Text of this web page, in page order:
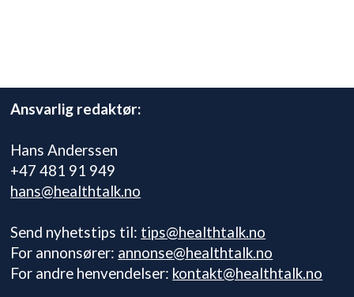
Ansvarlig redaktør:
Hans Anderssen
+47 481 91 949
hans@healthtalk.no
Send nyhetstips til: tips@healthtalk.no
For annonsører: annonse@healthtalk.no
For andre henvendelser: kontakt@healthtalk.no